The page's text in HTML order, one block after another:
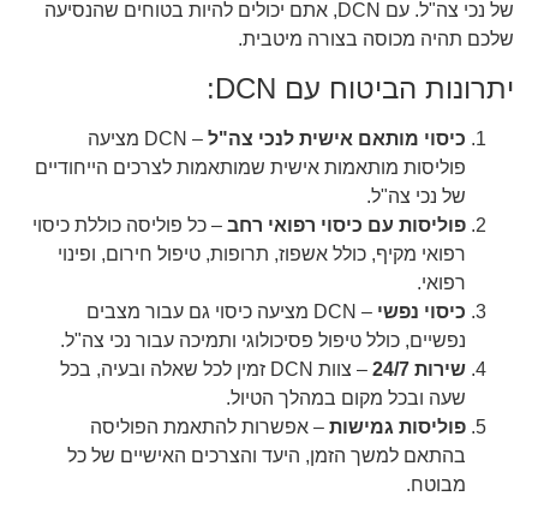
של נכי צה"ל. עם DCN, אתם יכולים להיות בטוחים שהנסיעה
שלכם תהיה מכוסה בצורה מיטבית.
יתרונות הביטוח עם DCN:
כיסוי מותאם אישית לנכי צה"ל
– DCN מציעה
פוליסות מותאמות אישית שמותאמות לצרכים הייחודיים
של נכי צה"ל.
פוליסות עם כיסוי רפואי רחב– כל פוליסה כוללת כיסוי
רפואי מקיף, כולל אשפוז, תרופות, טיפול חירום, ופינוי
רפואי.
כיסוי נפשי
– DCN מציעה כיסוי גם עבור מצבים
נפשיים, כולל טיפול פסיכולוגי ותמיכה עבור נכי צה"ל.
שירות 24/7
– צוות DCN זמין לכל שאלה ובעיה, בכל
שעה ובכל מקום במהלך הטיול.
פוליסות גמישות– אפשרות להתאמת הפוליסה
בהתאם למשך הזמן, היעד והצרכים האישיים של כל
מבוטח.